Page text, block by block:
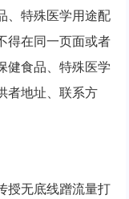
、特殊医学用途配
得在同一页面或者
健食品、特殊医学
者地址、联系方
无底线蹭流量打